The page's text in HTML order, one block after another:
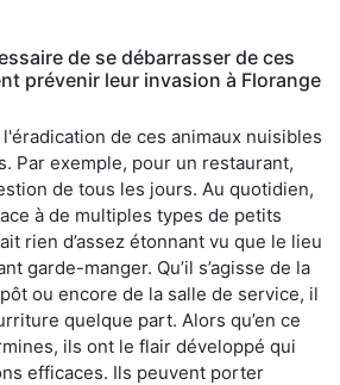
de se débarrasser de ces
prévenir leur invasion à Florange
de ces animaux nuisibles
Par exemple, pour un restaurant,
de tous les jours. Au quotidien,
à de multiples types de petits
rien d’assez étonnant vu que le lieu
garde-manger. Qu’il s’agisse de la
ou encore de la salle de service, il
quelque part. Alors qu’en ce
ils ont le flair développé qui
efficaces. Ils peuvent porter